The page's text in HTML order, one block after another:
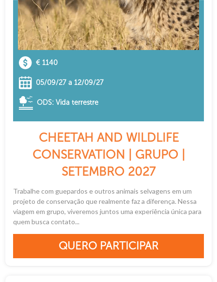
€ 1140
05/09/27 a 12/09/27
ODS: Vida terrestre
CHEETAH AND WILDLIFE
CONSERVATION | GRUPO |
SETEMBRO 2027
Trabalhe com guepardos e outros animais selvagens em um
projeto de conservação que realmente faz a diferença. Nessa
viagem em grupo, viveremos juntos uma experiência única para
quem busca contato...
QUERO PARTICIPAR